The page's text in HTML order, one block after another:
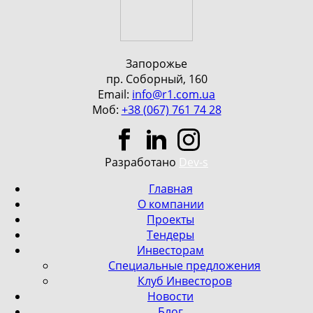
Запорожье
пр. Соборный, 160
Email: info@r1.com.ua
Моб: +38 (067) 761 74 28
Разработано Dev-s
Главная
О компании
Проекты
Тендеры
Инвесторам
Специальные предложения
Клуб Инвесторов
Новости